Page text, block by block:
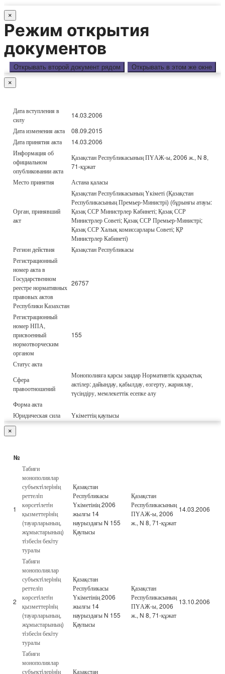
×
Режим открытия
документов
Открывать второй документ рядом Открывать в этом же окне
×
Дата вступления в
силу
14.03.2006
Дата изменения акта
08.09.2015
Дата принятия акта
14.03.2006
Информация об
официальном
опубликовании акта
Қазақстан Республикасының ПҮАЖ-ы, 2006 ж., N 8,
71-құжат
Место принятия
Астана қаласы
Орган, принявший
акт
Қазақстан Республикасының Үкіметі (Қазақстан
Республикасының Премьер-Министрі) (бұрынғы атауы:
Қазақ ССР Министрлер Кабинеті; Қазақ ССР
Министрлер Советі; Қазақ ССР Премьер-Министрі;
Қазақ ССР Халық комиссарлары Советі; ҚР
Министрлер Кабинеті)
Регион действия
Қазақстан Республикасы
Регистрационный
номер акта в
Государственном
реестре нормативных
правовых актов
Республики Казахстан
26757
Регистрационный
номер НПА,
присвоенный
нормотворческим
органом
155
Статус акта
Сфера
правоотношений
Монополияға қарсы заңдар Нормативтік құқықтық
актілер: дайындау, қабылдау, өзгерту, жариялау,
түсіндіру, мемлекеттік есепке алу
Форма акта
Юридическая сила
Үкіметтің қаулысы
×
№
1
Табиғи
монополиялар
субъектiлерiнiң
реттелiп
көрсетiлетiн
қызметтерiнiң
(тауарларының,
жұмыстарының)
тiзбесiн бекiту
туралы
Қазақстан
Республикасы
Үкіметінің 2006
жылғы 14
наурыздағы N 155
Қаулысы
Қазақстан
Республикасының
ПҮАЖ-ы, 2006
ж., N 8, 71-құжат
14.03.2006
2
Табиғи
монополиялар
субъектiлерiнiң
реттелiп
көрсетiлетiн
қызметтерiнiң
(тауарларының,
жұмыстарының)
тiзбесiн бекiту
туралы
Қазақстан
Республикасы
Үкіметінің 2006
жылғы 14
наурыздағы N 155
Қаулысы
Қазақстан
Республикасының
ПҮАЖ-ы, 2006
ж., N 8, 71-құжат
13.10.2006
Табиғи
монополиялар
субъектiлерiнiң
Қазақстан